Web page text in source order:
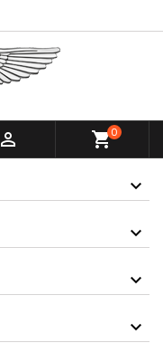
 shopping_cart0